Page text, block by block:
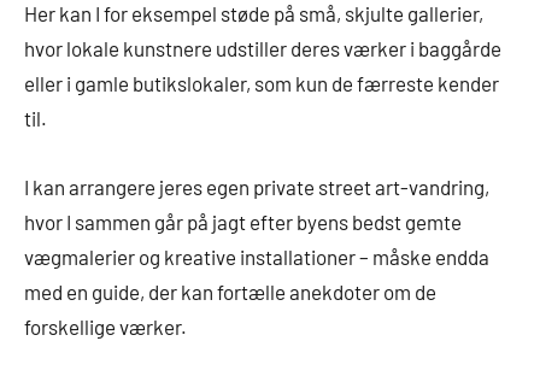
Her kan I for eksempel støde på små, skjulte gallerier,
hvor lokale kunstnere udstiller deres værker i baggårde
eller i gamle butikslokaler, som kun de færreste kender
til.
I kan arrangere jeres egen private street art-vandring,
hvor I sammen går på jagt efter byens bedst gemte
vægmalerier og kreative installationer – måske endda
med en guide, der kan fortælle anekdoter om de
forskellige værker.